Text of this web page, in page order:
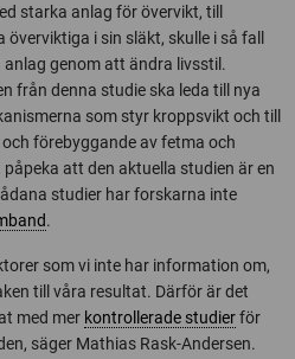
starka anlag för övervikt, till
i sin släkt, skulle i så fall
genom att ändra livsstil.
från denna studie ska leda till nya
som styr kroppsvikt och till
förebyggande av fetma och
att den aktuella studien är en
studier har forskarna inte
.
som vi inte har information om,
till våra resultat. Därför är det
med mer kontrollerade studierför
säger Mathias Rask-Andersen.